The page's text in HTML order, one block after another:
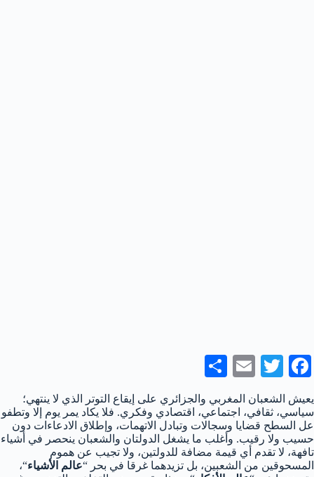
Fa
ce
bo
ok
T
wi
tte
r
E
ail
ha
re
يعيش الشعبان المغربي والجزائري على إيقاع التوتر الذي لا ينتهي؛
سياسي، ثقافي، اجتماعي، اقتصادي وفكري. فلا يكاد يمر يوم إلا وتطفو
عل السطح قضايا وسجالات وتبادل الاتهمات، وإطلاق الادعاءات دون
حسيب ولا رقيب. وأغلب ما يشغل الدولتان والشعبان ينحصر في أشياء
تافهة، لا تقدم أي قيمة مضافة للدولتين، ولا تجيب عن هموم
المسحوقين من الشعبين، بل تزيدهما غرقا في بحر “عالم الأشياء“،